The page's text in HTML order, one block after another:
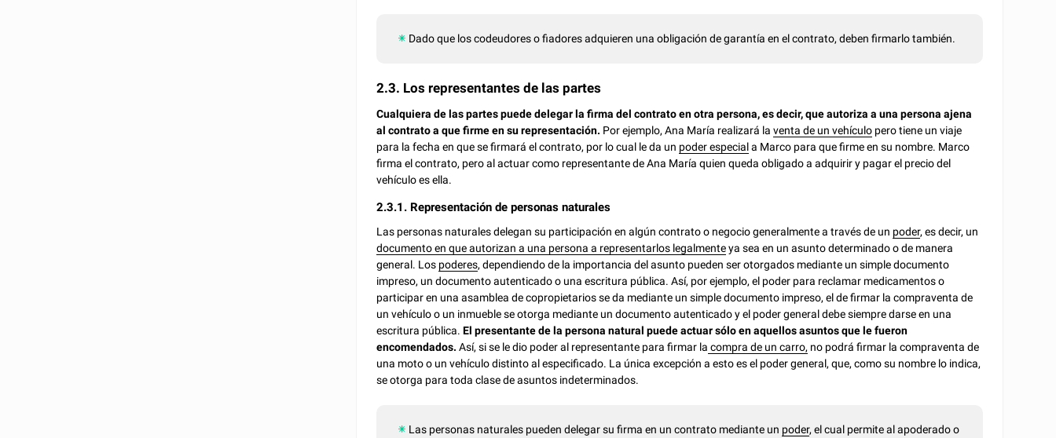
Dado que los codeudores o fiadores adquieren una obligación de garantía en el contrato, deben firmarlo también.
2.3. Los representantes de las partes
Cualquiera de las partes puede delegar la firma del contrato en otra persona, es decir, que autoriza a una persona ajena
al contrato a que firme en su representación. Por ejemplo, Ana María realizará laventa de un vehículo pero tiene un viaje
para la fecha en que se firmará el contrato, por lo cual le da un poder especiala Marco para que firme en su nombre. Marco
firma el contrato, pero al actuar como representante de Ana María quien queda obligado a adquirir y pagar el precio del
vehículo es ella.
2.3.1. Representación de personas naturales
Las personas naturales delegan su participación en algún contrato o negocio generalmente a través de un poder, es decir, un
documento en que autorizan a una persona a representarlos legalmenteya sea en un asunto determinado o de manera
general. Los poderes, dependiendo de la importancia del asunto pueden ser otorgados mediante un simple documento
impreso, un documento autenticado o una escritura pública. Así, por ejemplo, el poder para reclamar medicamentos o
participar en una asamblea de copropietarios se da mediante un simple documento impreso, el de firmar la compraventa de
un vehículo o un inmueble se otorga mediante un documento autenticado y el poder general debe siempre darse en una
escritura pública.El presentante de la persona natural puede actuar sólo en aquellos asuntos que le fueron
encomendados. Así, si se le dio poder al representante para firmar la compra de un carro, no podrá firmar la compraventa de
una moto o un vehículo distinto al especificado. La única excepción a esto es el poder general, que, como su nombre lo indica,
se otorga para toda clase de asuntos indeterminados.
Las personas naturales pueden delegar su firma en un contrato mediante un poder, el cual permite al apoderado o